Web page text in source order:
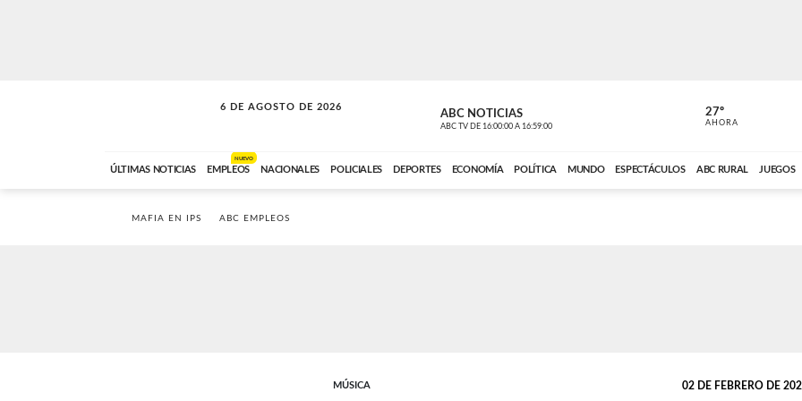
6 DE AGOSTO DE 2026
VITAMINAS ABC NOTICIAS
ABC TV DE 16:00:00 A 16:59:00 ABC CARDINAL
27º
AHORA
ÚLTIMAS NOTICIAS EMPLEOS
NUEVO
NACIONALES POLICIALES DEPORTES ECONOMÍA POLÍTICA MUNDO ESPECTÁCULOS ABC RURAL JUEGOS
MAFIA EN IPS ABC EMPLEOS
MÚSICA 02 DE FEBRERO DE